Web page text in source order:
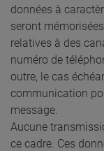
données à
seront
relatives à des
numéro de
outre, le cas
communication
message.
Aucune
ce cadre. Ces